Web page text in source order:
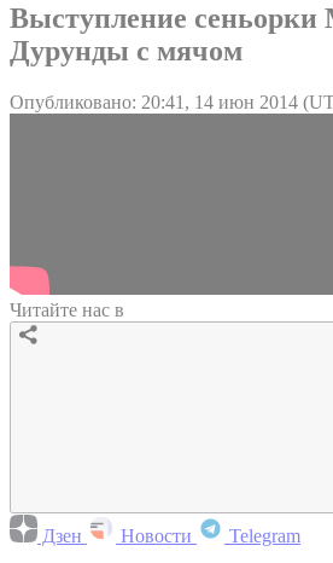
Выступление
Дурунды с мячом
Опубликовано: 20:41, 14 июн 2014
Читайте нас в
Дзен Новости Telegram